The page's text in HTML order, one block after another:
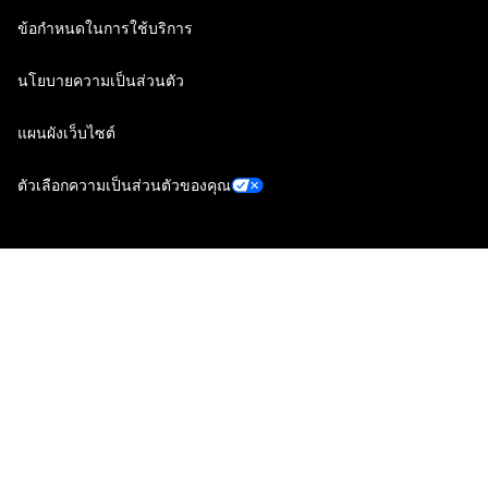
ข้อกำหนดในการใช้บริการ
นโยบายความเป็นส่วนตัว
แผนผังเว็บไซต์
ตัวเลือกความเป็นส่วนตัวของคุณ